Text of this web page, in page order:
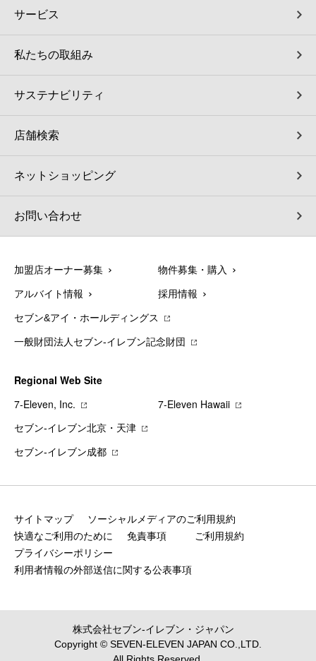
ソフトバンクギフト
サービス
私たちの取組み
サステナビリティ
店舗検索
ネットショッピング
お問い合わせ
加盟店オーナー募集 物件募集・購入
アルバイト情報 採用情報
セブン&アイ・ホールディングス
一般財団法人セブン-イレブン記念財団
Regional Web Site
7‐Eleven, Inc.
7‐Eleven Hawaii
セブン‐イレブン北京・天津
セブン‐イレブン成都
サイトマップ
ソーシャルメディアのご利用規約
快適なご利用のために
免責事項
ご利用規約
プライバシーポリシー
利用者情報の外部送信に関する公表事項
株式会社セブン‐イレブン・ジャパン
Copyright © SEVEN-ELEVEN JAPAN CO.,LTD.